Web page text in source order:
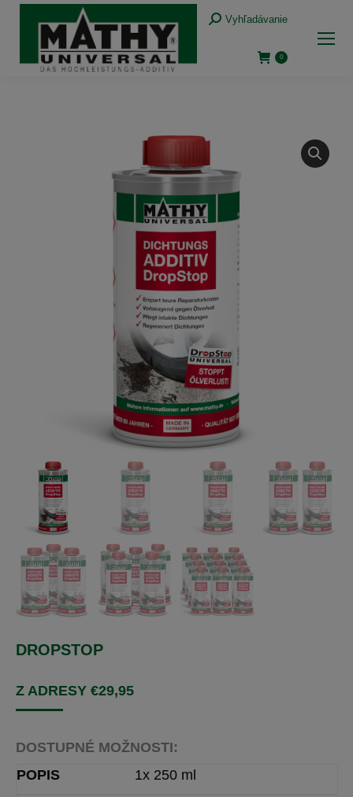
Vyhľadávanie:
Vyhľadávanie
0
DROPSTOP
Z ADRESY €29,95
DOSTUPNÉ MOŽNOSTI:
1x 250 ml